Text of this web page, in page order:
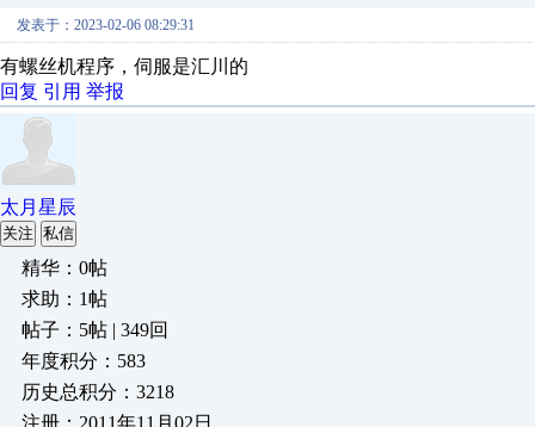
发表于：2023-02-06 08:29:31
有螺丝机程序，伺服是汇川的
回复 引用 举报
太月星辰
关注 私信
精华：0帖
求助：1帖
帖子：5帖 | 349回
年度积分：583
历史总积分：3218
注册：2011年11月02日